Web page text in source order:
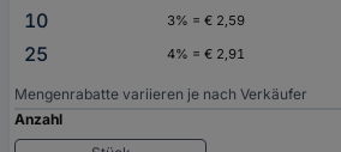
10
3% = € 2,59
25
4% = € 2,91
Mengenrabatte variieren je nach Verkäufer
Anzahl